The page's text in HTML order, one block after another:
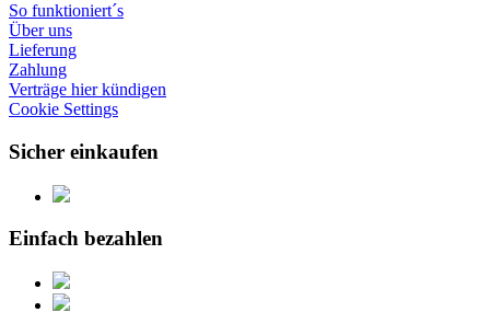
So funktioniert´s
Über uns
Lieferung
Zahlung
Verträge hier kündigen
Cookie Settings
Sicher einkaufen
Einfach bezahlen